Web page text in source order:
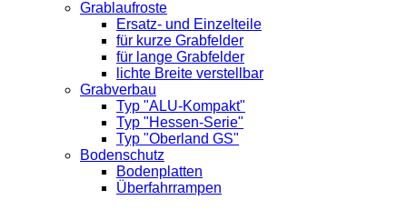
Grablaufroste
Ersatz- und Einzelteile
für kurze Grabfelder
für lange Grabfelder
lichte Breite verstellbar
Grabverbau
Typ "ALU-Kompakt"
Typ "Hessen-Serie"
Typ "Oberland GS"
Bodenschutz
Bodenplatten
Überfahrrampen